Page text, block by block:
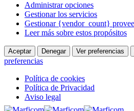
Administrar opciones
Gestionar los servicios
Gestionar {vendor_count}
Leer más sobre estos propósitos
Aceptar Denegar Ver preferencias
preferencias
Política de cookies
Política de Privacidad
Aviso legal